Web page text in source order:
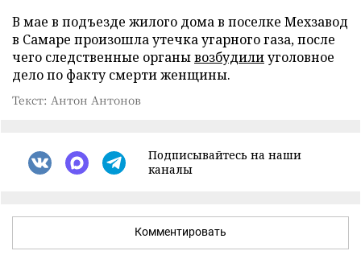
В мае в подъезде жилого дома в поселке Мехзавод
в Самаре произошла утечка угарного газа, после
чего следственные органывозбудилиуголовное
дело по факту смерти женщины.
Текст: Антон Антонов
Подписывайтесь на наши
каналы
Комментировать